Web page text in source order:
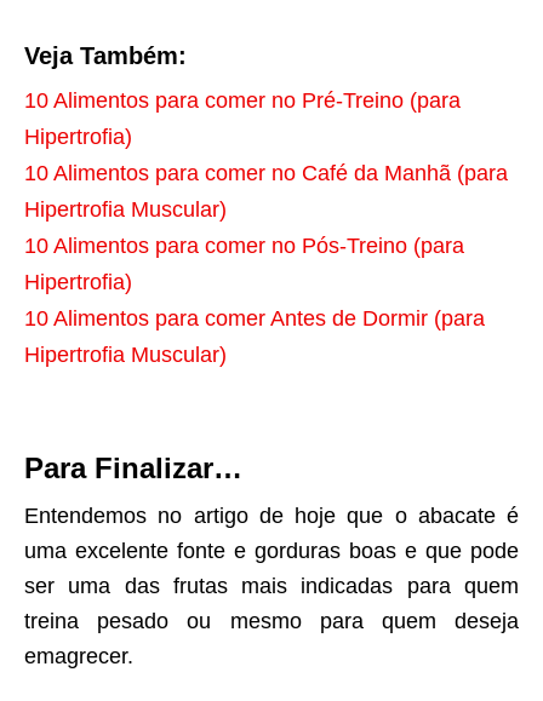
Veja Também:
10 Alimentos para comer no Pré-Treino (para
Hipertrofia)
10 Alimentos para comer no Café da Manhã (para
Hipertrofia Muscular)
10 Alimentos para comer no Pós-Treino (para
Hipertrofia)
10 Alimentos para comer Antes de Dormir (para
Hipertrofia Muscular)
Para Finalizar…
Entendemos no artigo de hoje que o abacate é
uma excelente fonte e gorduras boas e que pode
ser uma das frutas mais indicadas para quem
treina pesado ou mesmo para quem deseja
emagrecer.